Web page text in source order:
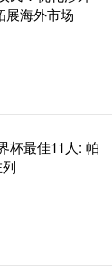
展海外市场
杯最佳11人: 帕